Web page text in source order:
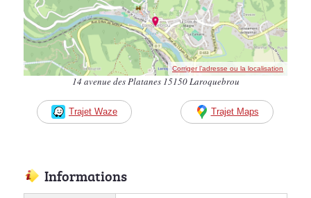
Corriger l’adresse ou la localisation
14 avenue des Platanes 15150 Laroquebrou
Trajet Waze Trajet Maps
Informations